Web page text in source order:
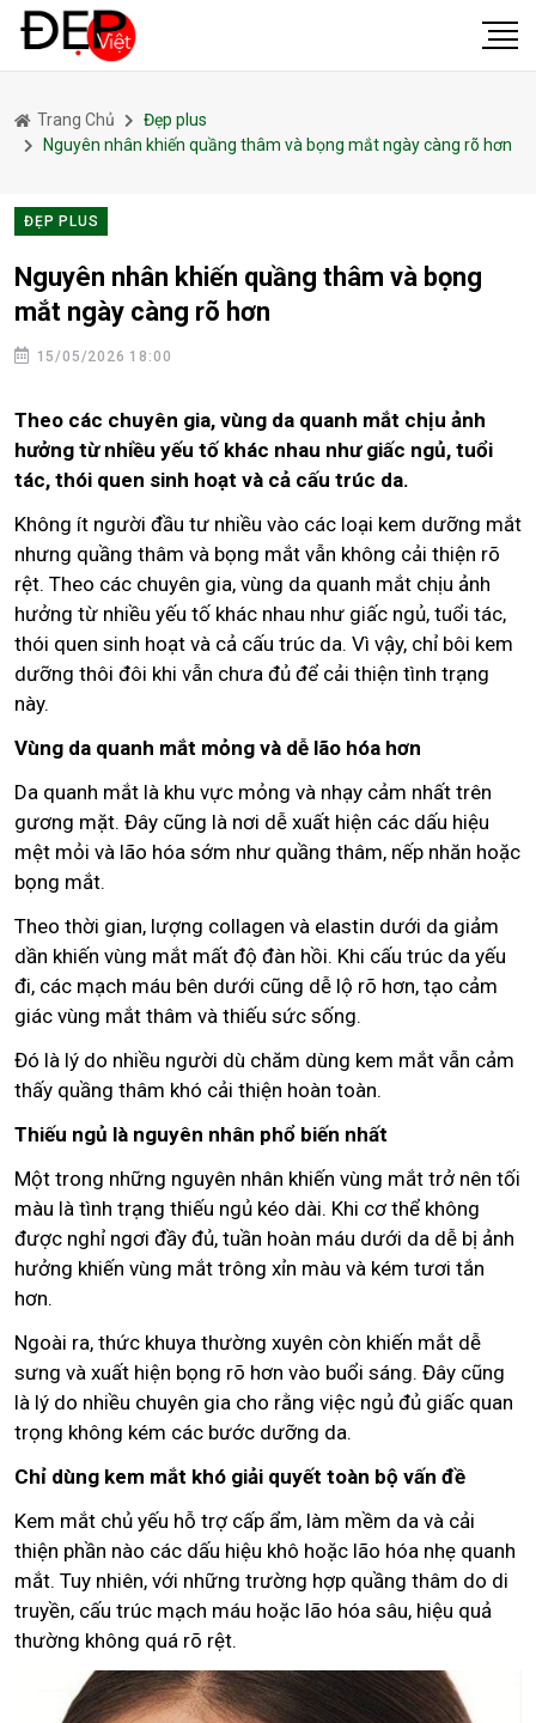
Trang Chủ
Đẹp plus
Nguyên nhân khiến quầng thâm và bọng mắt ngày càng rõ hơn
ĐẸP PLUS
Nguyên nhân khiến quầng thâm và bọng
mắt ngày càng rõ hơn
15/05/2026 18:00
Theo các chuyên gia, vùng da quanh mắt chịu ảnh
hưởng từ nhiều yếu tố khác nhau như giấc ngủ, tuổi
tác, thói quen sinh hoạt và cả cấu trúc da.
Không ít người đầu tư nhiều vào các loại kem dưỡng mắt
nhưng quầng thâm và bọng mắt vẫn không cải thiện rõ
rệt. Theo các chuyên gia, vùng da quanh mắt chịu ảnh
hưởng từ nhiều yếu tố khác nhau như giấc ngủ, tuổi tác,
thói quen sinh hoạt và cả cấu trúc da. Vì vậy, chỉ bôi kem
dưỡng thôi đôi khi vẫn chưa đủ để cải thiện tình trạng
này.
Vùng da quanh mắt mỏng và dễ lão hóa hơn
Da quanh mắt là khu vực mỏng và nhạy cảm nhất trên
gương mặt. Đây cũng là nơi dễ xuất hiện các dấu hiệu
mệt mỏi và lão hóa sớm như quầng thâm, nếp nhăn hoặc
bọng mắt.
Theo thời gian, lượng collagen và elastin dưới da giảm
dần khiến vùng mắt mất độ đàn hồi. Khi cấu trúc da yếu
đi, các mạch máu bên dưới cũng dễ lộ rõ hơn, tạo cảm
giác vùng mắt thâm và thiếu sức sống.
Đó là lý do nhiều người dù chăm dùng kem mắt vẫn cảm
thấy quầng thâm khó cải thiện hoàn toàn.
Thiếu ngủ là nguyên nhân phổ biến nhất
Một trong những nguyên nhân khiến vùng mắt trở nên tối
màu là tình trạng thiếu ngủ kéo dài. Khi cơ thể không
được nghỉ ngơi đầy đủ, tuần hoàn máu dưới da dễ bị ảnh
hưởng khiến vùng mắt trông xỉn màu và kém tươi tắn
hơn.
Ngoài ra, thức khuya thường xuyên còn khiến mắt dễ
sưng và xuất hiện bọng rõ hơn vào buổi sáng. Đây cũng
là lý do nhiều chuyên gia cho rằng việc ngủ đủ giấc quan
trọng không kém các bước dưỡng da.
Chỉ dùng kem mắt khó giải quyết toàn bộ vấn đề
Kem mắt chủ yếu hỗ trợ cấp ẩm, làm mềm da và cải
thiện phần nào các dấu hiệu khô hoặc lão hóa nhẹ quanh
mắt. Tuy nhiên, với những trường hợp quầng thâm do di
truyền, cấu trúc mạch máu hoặc lão hóa sâu, hiệu quả
thường không quá rõ rệt.